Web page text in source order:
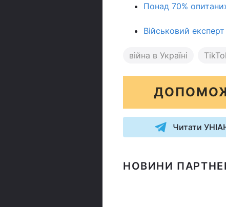
Понад 70%
Військовий
війна в Україні
Читати
НОВИНИ